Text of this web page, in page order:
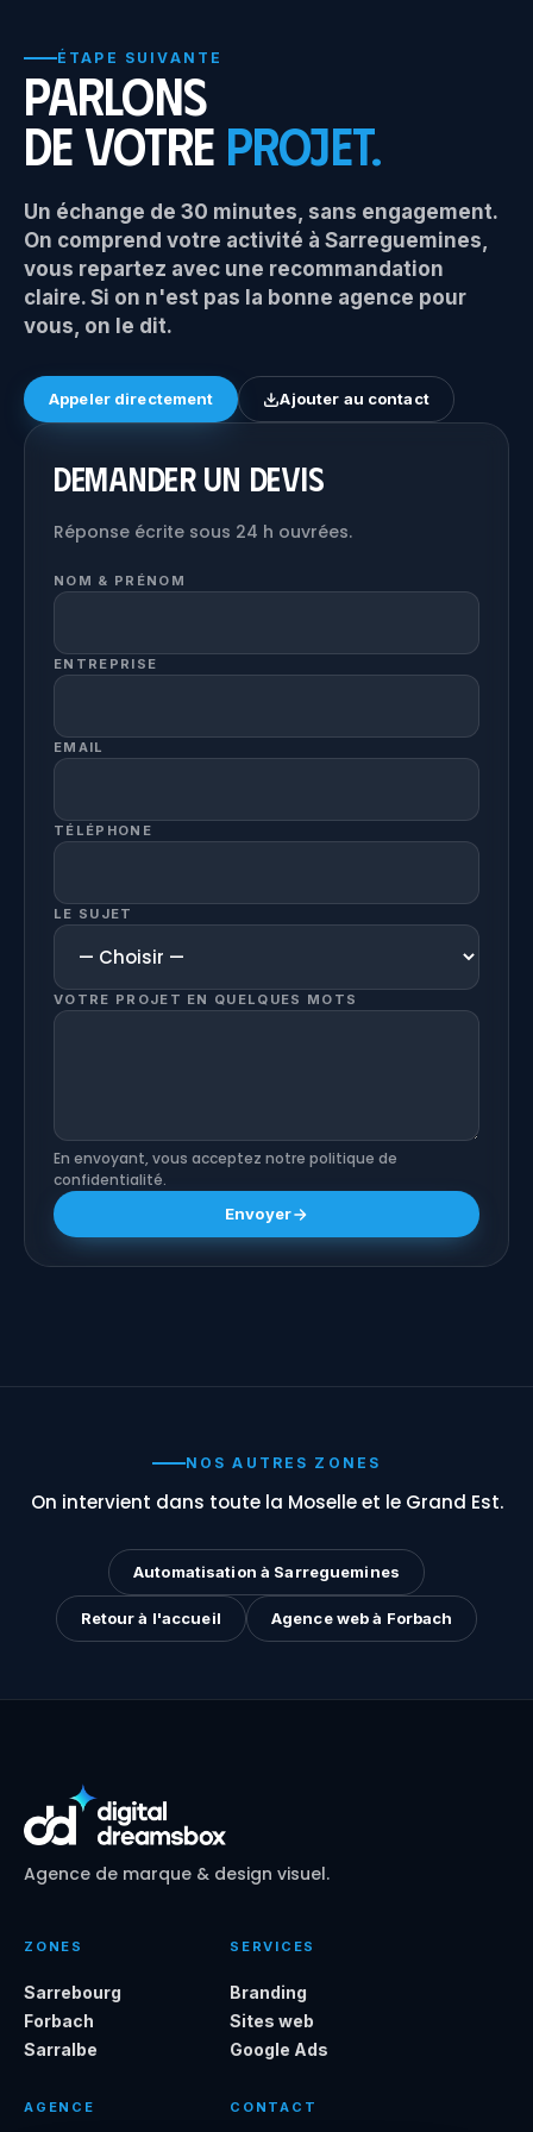
ÉTAPE SUIVANTE
Parlons
de votre projet.
Un échange de 30 minutes, sans engagement.
On comprend votre activité à Sarreguemines,
vous repartez avec une recommandation
claire. Si on n'est pas la bonne agence pour
vous, on le dit.
Appeler directement Ajouter au contact
Demander un devis
Réponse écrite sous 24 h ouvrées.
NOM & PRÉNOM
ENTREPRISE
EMAIL
TÉLÉPHONE
LE SUJET
VOTRE PROJET EN QUELQUES MOTS
En envoyant, vous acceptez notre politique de
confidentialité.
Envoyer
NOS AUTRES ZONES
On intervient dans toute la Moselle et le Grand Est.
Automatisation à Sarreguemines
Retour à l'accueil Agence web à Forbach
Agence de marque & design visuel.
SERVICES
Branding
Sites web
Google Ads
AGENCE
ZONES
Sarrebourg
Forbach
Sarralbe
CONTACT